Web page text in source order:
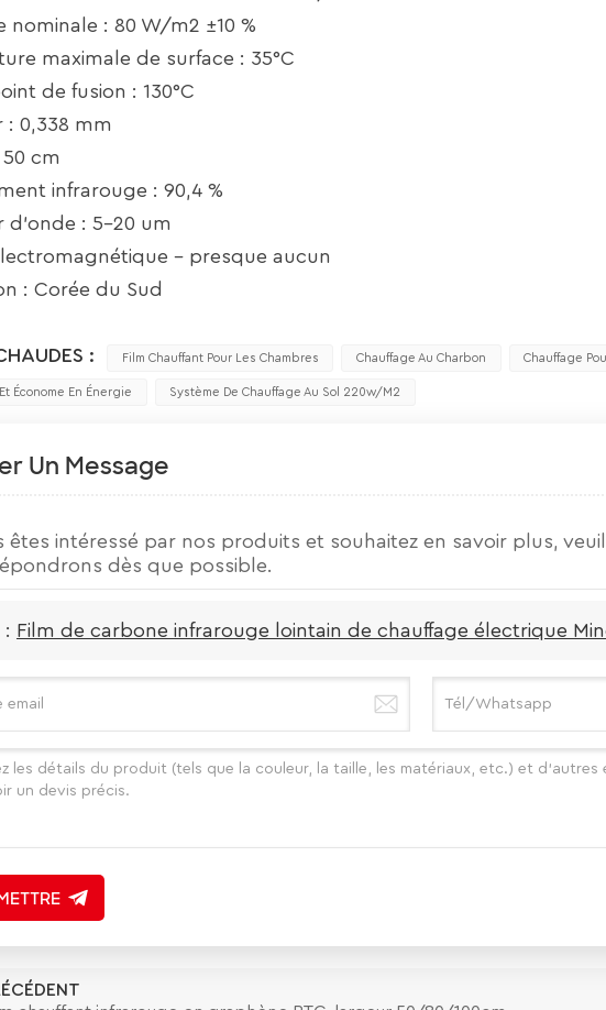
nominale : 80 W/m2 ±10 %
maximale de surface : 35°C
de fusion : 130°C
: 0,338 mm
cm
infrarouge : 90,4 %
d'onde : 5-20 um
– presque aucun
: Corée du Sud
: Film Chauffant Pour Les Chambres Chauffage Au Charbon Chauffage
Économe En Énergie Système De Chauffage Au Sol 220w/m2
Un Message
êtes intéressé par nos produits et souhaitez en savoir plus,
dès que possible.
: Film de carbone infrarouge lointain de chauffage électrique